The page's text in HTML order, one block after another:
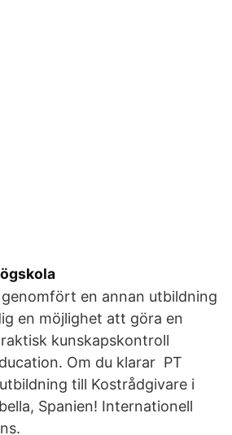
en annan utbildning
en möjlighet att göra en
kunskapskontroll
Om du klarar PT
till Kostrådgivare i
Spanien! Internationell